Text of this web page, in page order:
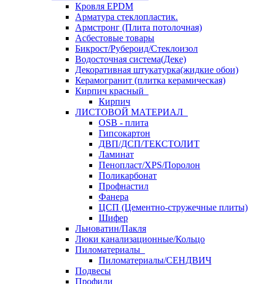
Кровля ЕРDM
Арматура стеклопластик.
Армстронг (Плита потолочная)
Асбестовые товары
Бикрост/Рубероид/Стеклоизол
Водосточная система(Деке)
Декоративная штукатурка(жидкие обои)
Керамогранит (плитка керамическая)
Кирпич красный
Кирпич
ЛИСТОВОЙ МАТЕРИАЛ
OSB - плита
Гипсокартон
ДВП/ДСП/ТЕКСТОЛИТ
Ламинат
Пенопласт/XPS/Поролон
Поликарбонат
Профнастил
Фанера
ЦСП (Цементно-стружечные плиты)
Шифер
Льноватин/Пакля
Люки канализационные/Кольцо
Пиломатериалы
Пиломатериалы/СЕНДВИЧ
Подвесы
Профили